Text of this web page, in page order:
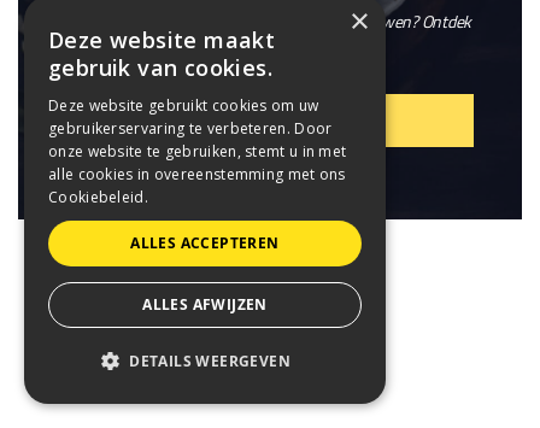
En wil je niet alleen winnen, maar ook meebouwen? Ontdek
onze openstaandevacatures.
VIER MEE!
×
Deze website maakt
gebruik van cookies.
Deze website gebruikt cookies om uw
gebruikerservaring te verbeteren. Door
onze website te gebruiken, stemt u in met
alle cookies in overeenstemming met ons
Cookiebeleid.
ALLES ACCEPTEREN
ALLES AFWIJZEN
DETAILS WEERGEVEN
STRIKT NOODZAKELIJK